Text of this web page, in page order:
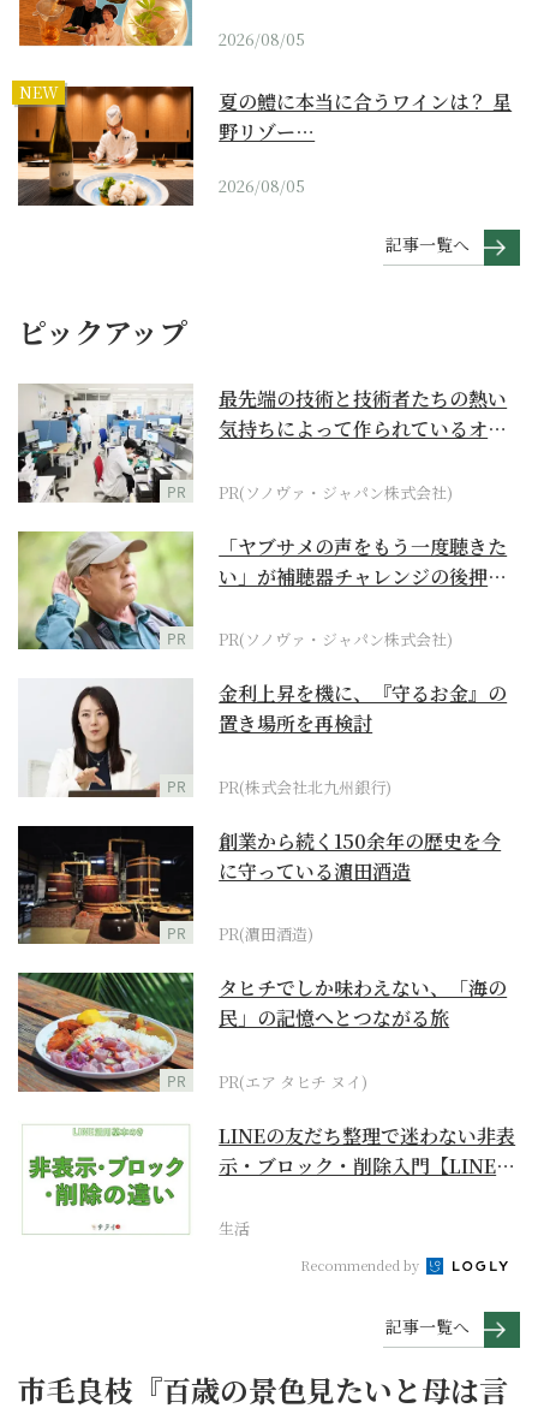
2026/08/05
NEW
夏の鱧に本当に合うワインは？ 星
野リゾー…
2026/08/05
記事一覧へ
ピックアップ
PR
最先端の技術と技術者たちの熱い
気持ちによって作られているオー
PR(ソノヴァ・ジャパン株式会社)
PR
「ヤブサメの声をもう一度聴きた
い」が補聴器チャレンジの後押し
PR(ソノヴァ・ジャパン株式会社)
PR
金利上昇を機に、『守るお金』の
置き場所を再検討
PR(株式会社北九州銀行)
PR
創業から続く150余年の歴史を今
に守っている濵田酒造
PR(濵田酒造)
PR
タヒチでしか味わえない、「海の
民」の記憶へとつながる旅
PR(エア タヒチ ヌイ)
LINEの友だち整理で迷わない非表
示・ブロック・削除入門【LINE活
生活
Recommended by
記事一覧へ
市毛良枝『百歳の景色見たいと母は言